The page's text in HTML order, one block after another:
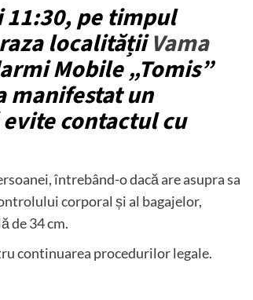
11:30, pe timpul
localitățiiVama
Mobile „Tomis”
manifestat un
contactul cu
întrebând-o dacă are asupra sa
corporal și al bagajelor,
de 34 cm.
continuarea procedurilor legale.